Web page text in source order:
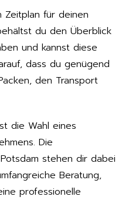
Zeitplan für deinen
du den Überblick
und kannst diese
dass du genügend
den Transport
die Wahl eines
Die
stehen dir dabei
Beratung,
professionelle